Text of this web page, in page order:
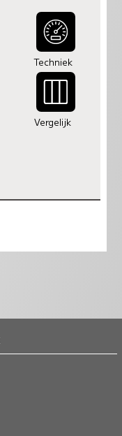
Techniek
Vergelijk